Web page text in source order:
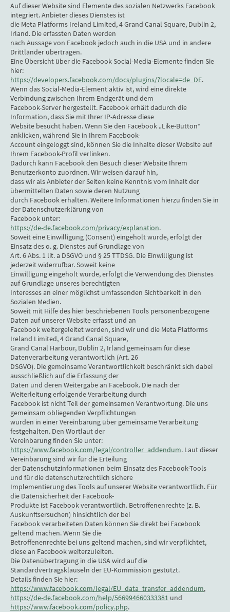
Auf dieser Website sind Elemente des sozialen Netzwerks Facebook
integriert. Anbieter dieses Dienstes ist
die Meta Platforms Ireland Limited, 4 Grand Canal Square, Dublin 2,
Irland. Die erfassten Daten werden
nach Aussage von Facebook jedoch auch in die USA und in andere
Drittländer übertragen.
Eine Übersicht über die Facebook Social-Media-Elemente finden Sie
hier:
https://developers.facebook.com/docs/plugins/?locale=de_DE.
Wenn das Social-Media-Element aktiv ist, wird eine direkte
Verbindung zwischen Ihrem Endgerät und dem
Facebook-Server hergestellt. Facebook erhält dadurch die
Information, dass Sie mit Ihrer IP-Adresse diese
Website besucht haben. Wenn Sie den Facebook „Like-Button“
anklicken, während Sie in Ihrem Facebook-
Account eingeloggt sind, können Sie die Inhalte dieser Website auf
Ihrem Facebook-Profil verlinken.
Dadurch kann Facebook den Besuch dieser Website Ihrem
Benutzerkonto zuordnen. Wir weisen darauf hin,
dass wir als Anbieter der Seiten keine Kenntnis vom Inhalt der
übermittelten Daten sowie deren Nutzung
durch Facebook erhalten. Weitere Informationen hierzu finden Sie in
der Datenschutzerklärung von
Facebook unter:
https://de-de.facebook.com/privacy/explanation.
Soweit eine Einwilligung (Consent) eingeholt wurde, erfolgt der
Einsatz des o. g. Dienstes auf Grundlage von
Art. 6 Abs. 1 lit. a DSGVO und § 25 TTDSG. Die Einwilligung ist
jederzeit widerrufbar. Soweit keine
Einwilligung eingeholt wurde, erfolgt die Verwendung des Dienstes
auf Grundlage unseres berechtigten
Interesses an einer möglichst umfassenden Sichtbarkeit in den
Sozialen Medien.
Soweit mit Hilfe des hier beschriebenen Tools personenbezogene
Daten auf unserer Website erfasst und an
Facebook weitergeleitet werden, sind wir und die Meta Platforms
Ireland Limited, 4 Grand Canal Square,
Grand Canal Harbour, Dublin 2, Irland gemeinsam für diese
Datenverarbeitung verantwortlich (Art. 26
DSGVO). Die gemeinsame Verantwortlichkeit beschränkt sich dabei
ausschließlich auf die Erfassung der
Daten und deren Weitergabe an Facebook. Die nach der
Weiterleitung erfolgende Verarbeitung durch
Facebook ist nicht Teil der gemeinsamen Verantwortung. Die uns
gemeinsam obliegenden Verpflichtungen
wurden in einer Vereinbarung über gemeinsame Verarbeitung
festgehalten. Den Wortlaut der
Vereinbarung finden Sie unter:
https://www.facebook.com/legal/controller_addendum. Laut dieser
Vereinbarung sind wir für die Erteilung
der Datenschutzinformationen beim Einsatz des Facebook-Tools
und für die datenschutzrechtlich sichere
Implementierung des Tools auf unserer Website verantwortlich. Für
die Datensicherheit der Facebook-
Produkte ist Facebook verantwortlich. Betroffenenrechte (z. B.
Auskunftsersuchen) hinsichtlich der bei
Facebook verarbeiteten Daten können Sie direkt bei Facebook
geltend machen. Wenn Sie die
Betroffenenrechte bei uns geltend machen, sind wir verpflichtet,
diese an Facebook weiterzuleiten.
Die Datenübertragung in die USA wird auf die
Standardvertragsklauseln der EU-Kommission gestützt.
Details finden Sie hier:
https://www.facebook.com/legal/EU_data_transfer_addendum,
https://de-de.facebook.com/help/566994660333381 und
https://www.facebook.com/policy.php.